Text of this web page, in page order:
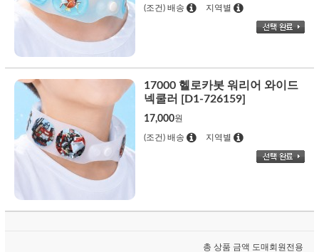
(조건) 배송 지역별
17000 헬로카봇 워리어 와이드
넥쿨러 [D1-726159]
17,000원
(조건) 배송 지역별
총 상품 금액 도매회원전용